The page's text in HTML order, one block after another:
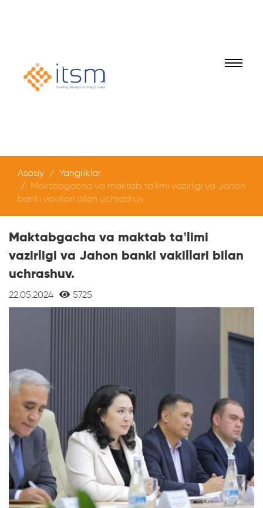
Asosiy
Yangiliklar
Maktabgacha va maktab ta’limi vazirligi va Jahon
banki vakillari bilan uchrashuv.
Maktabgacha va maktab ta’limi
vazirligi va Jahon banki vakillari bilan
uchrashuv.
22.05.2024 5725